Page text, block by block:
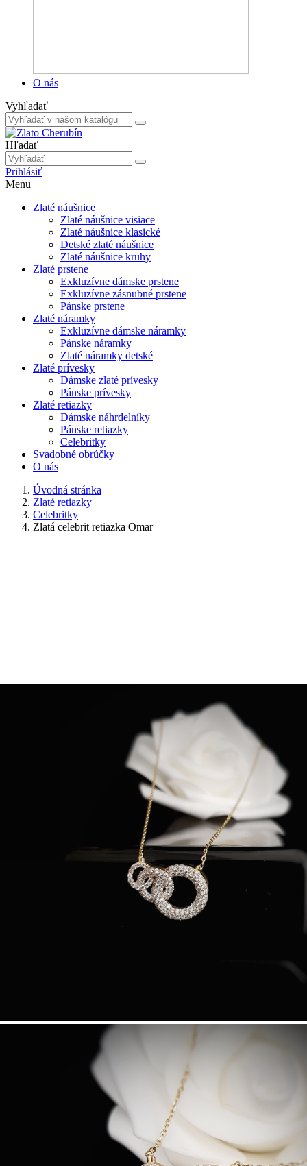
O nás
Vyhľadať
Hľadať
Prihlásiť
Menu
Zlaté náušnice
Zlaté náušnice visiace
Zlaté náušnice klasické
Detské zlaté náušnice
Zlaté náušnice kruhy
Zlaté prstene
Exkluzívne dámske prstene
Exkluzívne zásnubné prstene
Pánske prstene
Zlaté náramky
Exkluzívne dámske náramky
Pánske náramky
Zlaté náramky detské
Zlaté prívesky
Dámske zlaté prívesky
Pánske prívesky
Zlaté retiazky
Dámske náhrdelníky
Pánske retiazky
Celebritky
Svadobné obrúčky
O nás
Úvodná stránka
Zlaté retiazky
Celebritky
Zlatá celebrit retiazka Omar